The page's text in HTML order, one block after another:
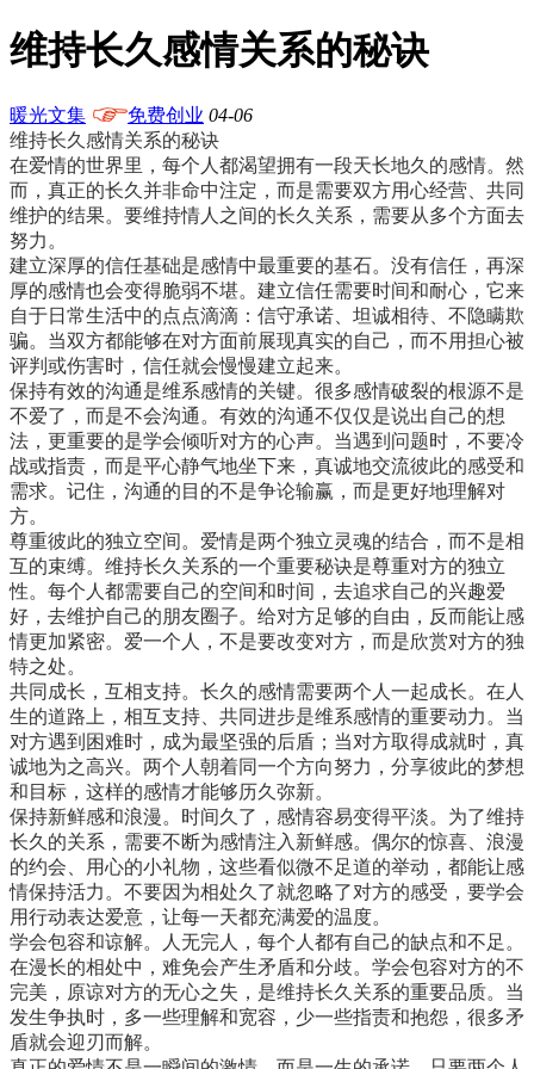
维持长久感情关系的秘诀
暖光文集 免费创业 04-06
维持长久感情关系的秘诀
在爱情的世界里，每个人都渴望拥有一段天长地久的感情。然
而，真正的长久并非命中注定，而是需要双方用心经营、共同
维护的结果。要维持情人之间的长久关系，需要从多个方面去
努力。
建立深厚的信任基础是感情中最重要的基石。没有信任，再深
厚的感情也会变得脆弱不堪。建立信任需要时间和耐心，它来
自于日常生活中的点点滴滴：信守承诺、坦诚相待、不隐瞒欺
骗。当双方都能够在对方面前展现真实的自己，而不用担心被
评判或伤害时，信任就会慢慢建立起来。
保持有效的沟通是维系感情的关键。很多感情破裂的根源不是
不爱了，而是不会沟通。有效的沟通不仅仅是说出自己的想
法，更重要的是学会倾听对方的心声。当遇到问题时，不要冷
战或指责，而是平心静气地坐下来，真诚地交流彼此的感受和
需求。记住，沟通的目的不是争论输赢，而是更好地理解对
方。
尊重彼此的独立空间。爱情是两个独立灵魂的结合，而不是相
互的束缚。维持长久关系的一个重要秘诀是尊重对方的独立
性。每个人都需要自己的空间和时间，去追求自己的兴趣爱
好，去维护自己的朋友圈子。给对方足够的自由，反而能让感
情更加紧密。爱一个人，不是要改变对方，而是欣赏对方的独
特之处。
共同成长，互相支持。长久的感情需要两个人一起成长。在人
生的道路上，相互支持、共同进步是维系感情的重要动力。当
对方遇到困难时，成为最坚强的后盾；当对方取得成就时，真
诚地为之高兴。两个人朝着同一个方向努力，分享彼此的梦想
和目标，这样的感情才能够历久弥新。
保持新鲜感和浪漫。时间久了，感情容易变得平淡。为了维持
长久的关系，需要不断为感情注入新鲜感。偶尔的惊喜、浪漫
的约会、用心的小礼物，这些看似微不足道的举动，都能让感
情保持活力。不要因为相处久了就忽略了对方的感受，要学会
用行动表达爱意，让每一天都充满爱的温度。
学会包容和谅解。人无完人，每个人都有自己的缺点和不足。
在漫长的相处中，难免会产生矛盾和分歧。学会包容对方的不
完美，原谅对方的无心之失，是维持长久关系的重要品质。当
发生争执时，多一些理解和宽容，少一些指责和抱怨，很多矛
盾就会迎刃而解。